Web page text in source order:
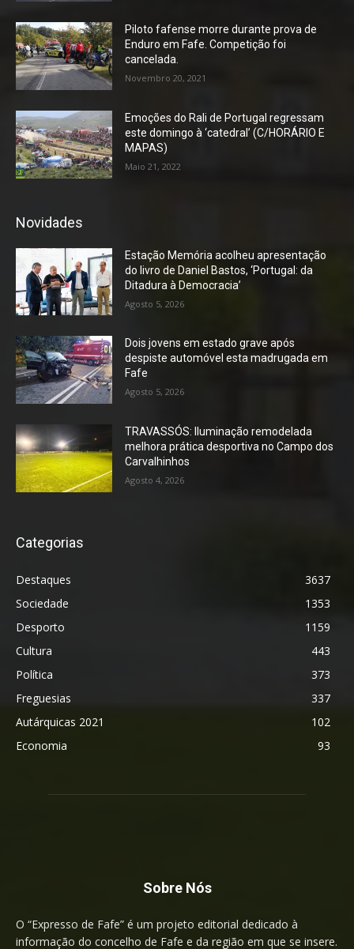
Piloto fafense morre durante prova de
Enduro em Fafe. Competição foi
cancelada.
Novembro 20, 2021
Emoções do Rali de Portugal regressam
este domingo à ‘catedral’ (C/HORÁRIO E
MAPAS)
Maio 21, 2022
Novidades
Estação Memória acolheu apresentação
do livro de Daniel Bastos, ‘Portugal: da
Ditadura à Democracia’
Agosto 5, 2026
Dois jovens em estado grave após
despiste automóvel esta madrugada em
Fafe
Agosto 5, 2026
TRAVASSÓS: Iluminação remodelada
melhora prática desportiva no Campo dos
Carvalhinhos
Agosto 4, 2026
Categorias
Destaques
3637
Sociedade
1353
Desporto
1159
Cultura
443
Política
373
Freguesias
337
Autárquicas 2021
102
Economia
93
Sobre Nós
O “Expresso de Fafe” é um projeto editorial dedicado à
informação do concelho de Fafe e da região em que se insere.